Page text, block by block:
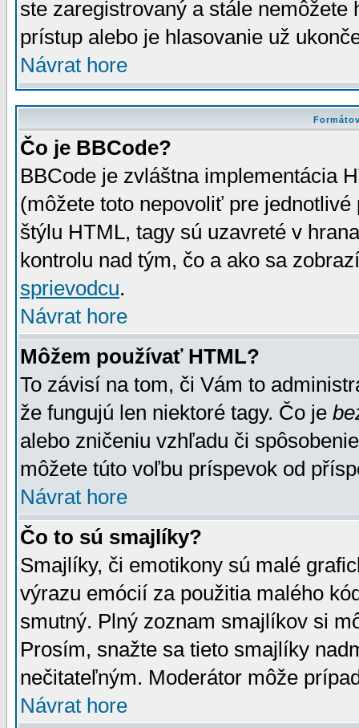
ste zaregistrovaný a stále
prístup alebo je hlasovanie už
Návrat hore
Čo je BBCode?
BBCode je zvláštna implementácia
(môžete toto nepovoliť pre
štýlu HTML, tagy sú uzavreté v
kontrolu nad tým, čo a ako sa
sprievodcu.
Návrat hore
Môžem používať HTML?
To závisí na tom, či Vám to
že fungujú len niektoré tagy. Čo je
alebo zničeniu vzhľadu či
môžete túto voľbu príspevok od
Návrat hore
Čo to sú smajlíky?
Smajlíky, či emotikony sú malé
výrazu emócií za použitia malého
smutný. Plný zoznam smajlíkov si
Prosím, snažte sa tieto smajlíky
nečitateľným. Moderátor môže
Návrat hore